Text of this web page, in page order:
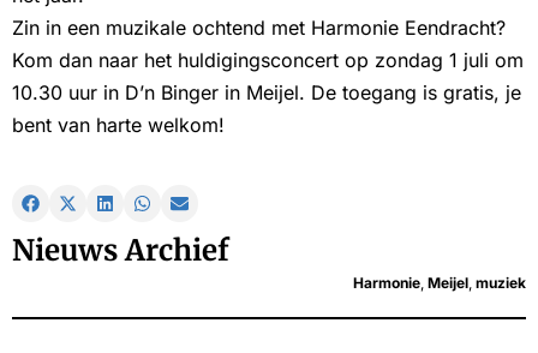
Zin in een muzikale ochtend met Harmonie Eendracht?
Kom dan naar het huldigingsconcert op zondag 1 juli om
10.30 uur in D’n Binger in Meijel. De toegang is gratis, je
bent van harte welkom!
Nieuws Archief
Harmonie, Meijel, muziek